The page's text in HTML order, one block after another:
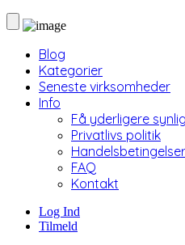
Blog
Kategorier
Seneste virksomheder
Info
Få yderligere
Privatlivs politik
Handelsbetingelser
FAQ
Kontakt
Log Ind
Tilmeld